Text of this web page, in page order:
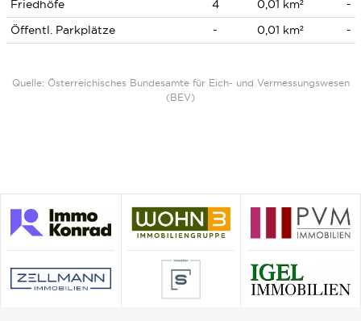
Friedhöfe
4 0,01 km²
-
Öffentl. Parkplätze
- 0,01 km² -
Quelle: Österreichisches Bundesamte für Eich- und Vermessungswesen
(BEV)